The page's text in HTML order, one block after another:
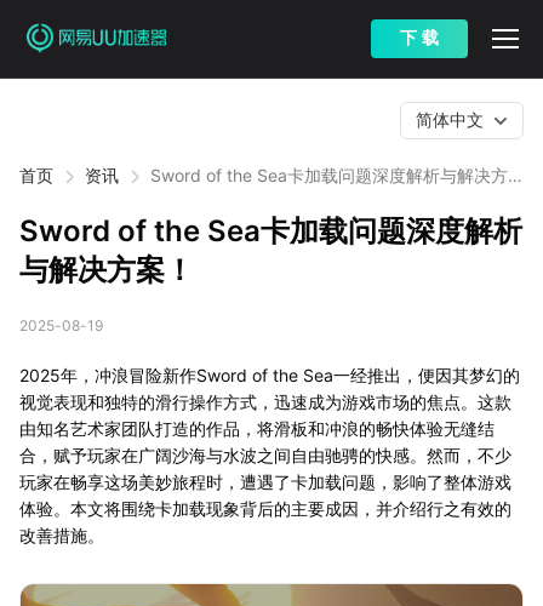
下 载
首页 资讯
Sword of the Sea卡加载问题深度解析与解决方
简体中文
Sword of the Sea卡加载问题深度解析
与解决方案！
2025-08-19
2025年，冲浪冒险新作Sword of the Sea一经推出，便因其梦幻的
视觉表现和独特的滑行操作方式，迅速成为游戏市场的焦点。这款
由知名艺术家团队打造的作品，将滑板和冲浪的畅快体验无缝结
合，赋予玩家在广阔沙海与水波之间自由驰骋的快感。然而，不少
玩家在畅享这场美妙旅程时，遭遇了卡加载问题，影响了整体游戏
体验。本文将围绕卡加载现象背后的主要成因，并介绍行之有效的
改善措施。